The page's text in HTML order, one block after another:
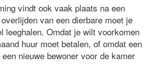
vindt ook vaak plaats na een
van een dierbare moet je
leeghalen. Omdat je wilt voorkomen
huur moet betalen, of omdat een
nieuwe bewoner voor de kamer